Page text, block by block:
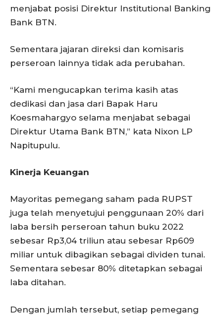
menjabat posisi Direktur Institutional Banking
Bank BTN.
Sementara jajaran direksi dan komisaris
perseroan lainnya tidak ada perubahan.
“Kami mengucapkan terima kasih atas
dedikasi dan jasa dari Bapak Haru
Koesmahargyo selama menjabat sebagai
Direktur Utama Bank BTN,” kata Nixon LP
Napitupulu.
Kinerja Keuangan
Mayoritas pemegang saham pada RUPST
juga telah menyetujui penggunaan 20% dari
laba bersih perseroan tahun buku 2022
sebesar Rp3,04 triliun atau sebesar Rp609
miliar untuk dibagikan sebagai dividen tunai.
Sementara sebesar 80% ditetapkan sebagai
laba ditahan.
Dengan jumlah tersebut, setiap pemegang